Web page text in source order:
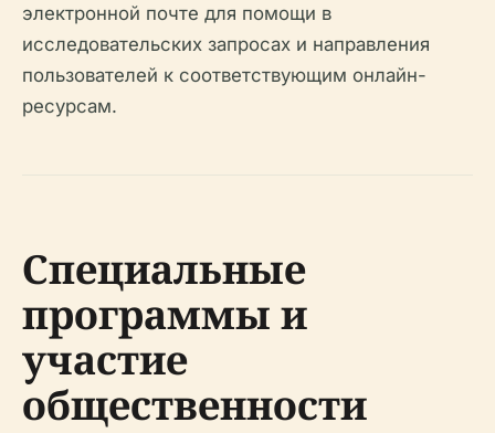
электронной почте для помощи в
исследовательских запросах и направления
пользователей к соответствующим онлайн-
ресурсам.
Специальные
программы и
участие
общественности